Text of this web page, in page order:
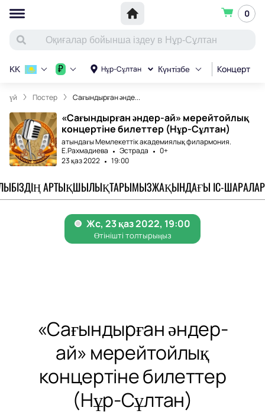
0
Нұр-Сұлтан Күнтізбе Концерт
KK ₽
үй Постер Сағындырған әнде...
«Сағындырған әндер-ай» мерейтойлық
концертіне билеттер (Нұр-Сұлтан)
атындағы Мемлекеттік академиялық филармония.
Е.Рахмадиева
Эстрада
0+
23 қаз 2022
19:00
БІЗДІҢ АРТЫҚШЫЛЫҚТАРЫМЫЗЖАҚЫНДАҒЫ ІС-ШАРАЛАР
«Сағындырған әндер-
ай» мерейтойлық
концертіне билеттер
(Нұр-Сұлтан)